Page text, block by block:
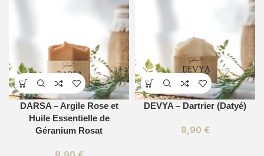
DARSA – Argile Rose et
Huile Essentielle de
Géranium Rosat
DEVYA – Dartrier (Datyé)
8,90 €